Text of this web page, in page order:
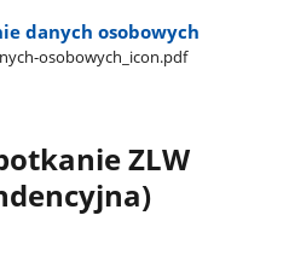
danych osobowych
osobowych​_icon.pdf
ZLW